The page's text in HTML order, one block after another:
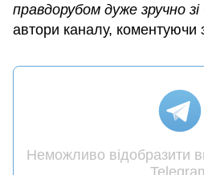
правдорубом дуже зручно
автори каналу, коментуючи
Неможливо відобразити